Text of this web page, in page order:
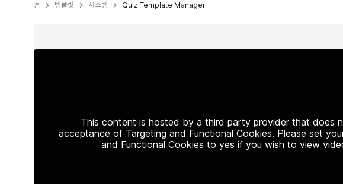
홈 템플릿 시스템 Quiz Template Manager
This content is hosted by a third party provider that does
acceptance of Targeting and Functional Cookies. Please set
and Functional Cookies to yes if you wish to view